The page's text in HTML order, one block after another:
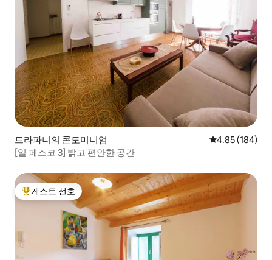
트라파니의 콘도미니엄 평점 4.85점(5
4.85 (184)
[일 페스코 3] 밝고 편안한 공간
상위 게스트 선호
게스트 선호